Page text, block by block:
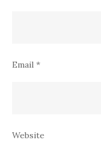
Email *
Website